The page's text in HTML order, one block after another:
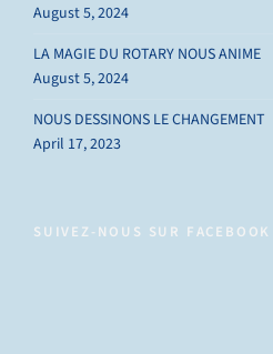
August 5, 2024
LA MAGIE DU ROTARY NOUS ANIME
August 5, 2024
NOUS DESSINONS LE CHANGEMENT
April 17, 2023
SUIVEZ-NOUS SUR FACEBOOK